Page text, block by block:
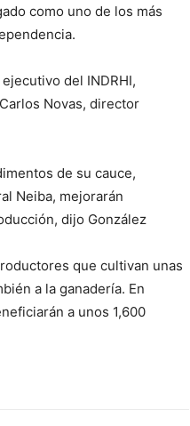
como uno de los más
del INDRHI,
Novas, director
de su cauce,
Neiba, mejorarán
dijo González
que cultivan unas
a la ganadería. En
a unos 1,600